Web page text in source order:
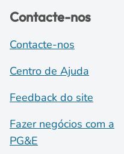
Contacte-nos
Contacte-nos
Centro de Ajuda
Feedback do site
Fazer negócios com a
PG&E